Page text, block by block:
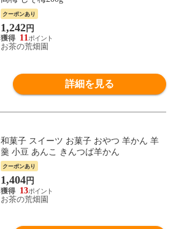
クーポンあり
1,242円
11
お茶の荒畑園
詳細を見る
和菓子 スイーツ お菓子 おやつ 羊かん 羊
羹 小豆 あんこ きんつば羊かん
クーポンあり
1,404円
13
お茶の荒畑園